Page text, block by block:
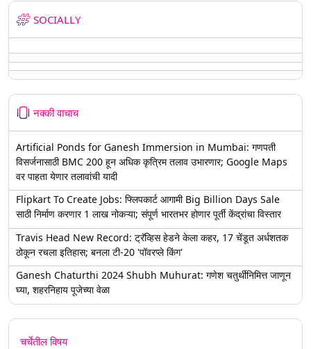
SOCIALLY
नक्की वाचाच
Artificial Ponds for Ganesh Immersion in Mumbai: गणपती
विसर्जनासाठी BMC 200 हून अधिक कृत्रिम तलाव उभारणार; Google Maps
वर पाहता येणार तलावांची यादी
Flipkart To Create Jobs: फ्लिपकार्ट आगामी Big Billion Days Sale
साठी निर्माण करणार 1 लाख नोकऱ्या; संपूर्ण भारतभर होणार पूर्ती केंद्रांचा विस्तार
Travis Head New Record: ट्रॅव्हिस हेडने केला कहर, 17 चेंडूत अर्धशतक
ठोकून रचला इतिहास; बनला टी-20 'पॉवरप्ले किंग'
Ganesh Chaturthi 2024 Shubh Muhurat: गणेश चतुर्थीनिमित्त जाणून
घ्या, शहरनिहाय पूजेच्या वेळा
चर्चेतील विषय